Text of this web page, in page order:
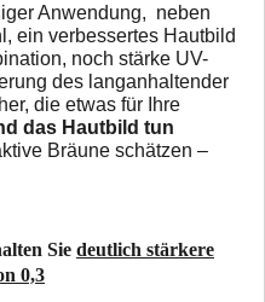
Anwendung, neben
ein verbessertes Hautbild
noch stärke UV-
des langanhaltender
die etwas für Ihre
das Hautbild tun
Bräune schätzen –
Sie deutlich stärkere
0,3